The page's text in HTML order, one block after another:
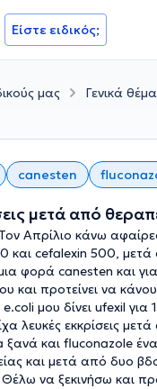
Είστε ειδικός;
μας Γενικά
canesten
μετά από
Απρίλιο κάνω
cefalexin 500, μετά
φορά canesten και
και προτείνει να
e.coli μου δίνει ufexil
λευκές εκκρίσεις
ξανά και fluconazole
και μετά από δυο
να ξεκινήσω και